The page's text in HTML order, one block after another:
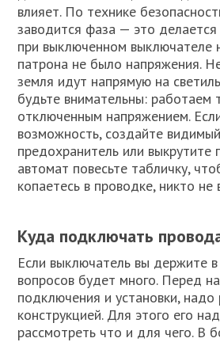
влияет. По технике
заводится фаза — это
при выключенном выключателе
патрона не было напряжения.
земля идут напрямую на
будьте внимательны: работаем
отключенным напряжением.
возможность, создайте
предохранитель или выкрутите
автомат повесьте табличку,
копаетесь в проводке, никто не
Куда подключать
Если выключатель вы держите в
вопросов будет много. Перед
подключения и установки, надо
конструкцией. Для этого его
рассмотреть что и для чего. В